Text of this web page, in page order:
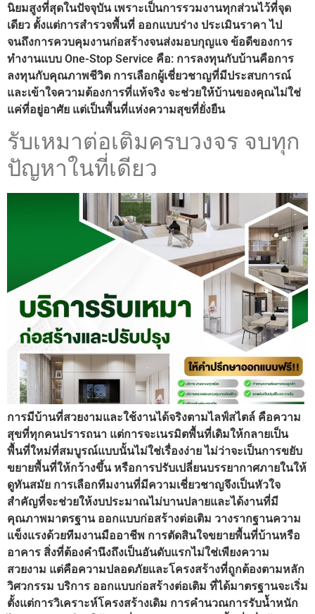
นิยมสูงที่สุดในปัจจุบัน เพราะเป็นการรวมงานทุกส่วนไว้ที่จุด
เดียว ตั้งแต่การสำรวจพื้นที่ ออกแบบร่าง ประเมินราคา ไป
จนถึงการควบคุมงานก่อสร้างจนส่งมอบกุญแจ ข้อดีของการ
ทำงานแบบ One-Stop Service คือ: การลงทุนกับบ้านคือการ
ลงทุนกับคุณภาพชีวิต การเลือกผู้เชี่ยวชาญที่มีประสบการณ์
และเข้าใจความต้องการที่แท้จริง จะช่วยให้บ้านของคุณไม่ใช่
แค่ที่อยู่อาศัย แต่เป็นพื้นที่แห่งความสุขที่ยั่งยืน
รับเหมาต่อเติมครบวงจร จบทุก
ปัญหาในที่เดียว
การมีบ้านที่สวยงามและใช้งานได้จริงตามไลฟ์สไตล์ คือความ
สุขที่ทุกคนปรารถนา แต่การจะเนรมิตพื้นที่เดิมให้กลายเป็น
พื้นที่ใหม่ที่สมบูรณ์แบบนั้นไม่ใช่เรื่องง่าย ไม่ว่าจะเป็นการขยับ
ขยายพื้นที่ให้กว้างขึ้น หรือการปรับเปลี่ยนบรรยากาศภายในให้
ดูทันสมัย การเลือกทีมงานที่มีความเชี่ยวชาญจึงเป็นหัวใจ
สำคัญที่จะช่วยให้งบประมาณไม่บานปลายและได้งานที่มี
คุณภาพมาตรฐาน ออกแบบก่อสร้างต่อเติม วางรากฐานความ
แข็งแรงด้วยทีมงานมืออาชีพ การตัดสินใจขยายพื้นที่บ้านหรือ
อาคาร สิ่งที่ต้องคำนึงถึงเป็นอันดับแรกไม่ใช่เพียงความ
สวยงาม แต่คือความปลอดภัยและโครงสร้างที่ถูกต้องตามหลัก
วิศวกรรม บริการ ออกแบบก่อสร้างต่อเติม ที่ได้มาตรฐานจะเริ่ม
ตั้งแต่การวิเคราะห์โครงสร้างเดิม การคำนวณการรับน้ำหนัก